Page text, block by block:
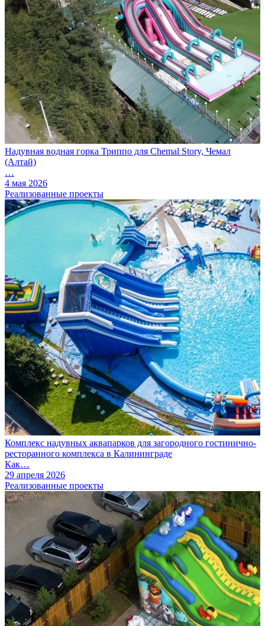
Надувная водная горка Триппо для Chemal Story, Чемал
(Алтай)
…
4 мая 2026
Реализованные проекты
Комплекс надувных аквапарков для загородного гостинично-
ресторанного комплекса в Калининграде
Как…
29 апреля 2026
Реализованные проекты